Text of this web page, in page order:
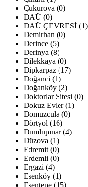
Çukurova (0)
DAÜ (0)
DAÜ ÇEVRESİ (1)
Demirhan (0)
Derince (5)
Derinya (8)
Dilekkaya (0)
Dipkarpaz (17)
Doğanci (1)
Doğanköy (2)
Doktorlar Sitesi (0)
Dokuz Evler (1)
Domuzcula (0)
Dörtyol (16)
Dumlupınar (4)
Düzova (1)
Edremit (0)
Erdemli (0)
Ergazi (4)
Esenköy (1)
Esentepe (15)